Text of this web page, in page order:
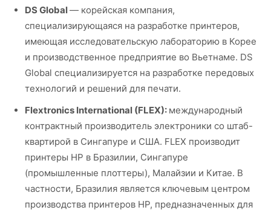
DS Global— корейская компания,
специализирующаяся на разработке принтеров,
имеющая исследовательскую лабораторию в Корее
и производственное предприятие во Вьетнаме. DS
Global специализируется на разработке передовых
технологий и решений для печати.
Flextronics International (FLEX): международный
контрактный производитель электроники со штаб-
квартирой в Сингапуре и США. FLEX производит
принтеры HP в Бразилии, Сингапуре
(промышленные плоттеры), Малайзии и Китае. В
частности, Бразилия является ключевым центром
производства принтеров HP, предназначенных для